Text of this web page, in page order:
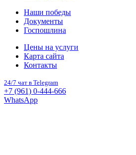
Наши победы
Документы
Госпошлина
Цены на услуги
Карта сайта
Контакты
24/7 чат в Telegram
+7 (961) 0-444-666
WhatsApp